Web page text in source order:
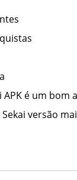
é um bom
versão